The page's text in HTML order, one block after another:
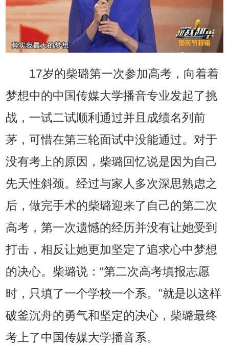
17岁的柴璐第一次参加高考，向着着
梦想中的中国传媒大学播音专业发起了挑
战，一试二试顺利通过并且成绩名列前
茅，可惜在第三轮面试中没能通过。对于
没有考上的原因，柴璐回忆说是因为自己
先天性斜颈。经过与家人多次深思熟虑之
后，做完手术的柴璐迎来了自己的第二次
高考，第一次遗憾的经历并没有让她受到
打击，相反让她更加坚定了追求心中梦想
的决心。柴璐说：“第二次高考填报志愿
时，只填了一个学校一个系。”就是以这样
破釜沉舟的勇气和坚定的决心，柴璐最终
考上了中国传媒大学播音系。